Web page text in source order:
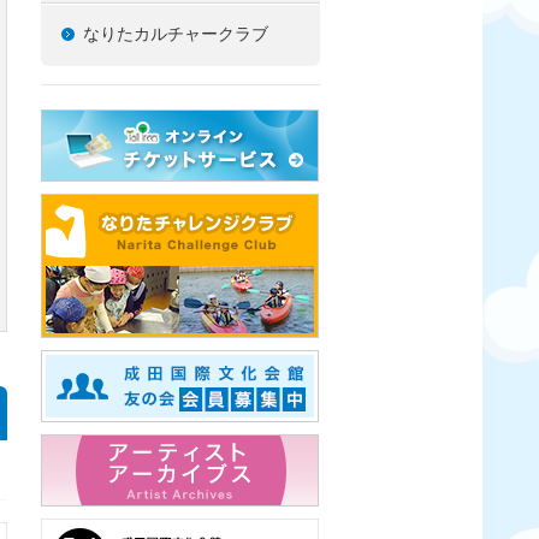
なりたカルチャークラブ